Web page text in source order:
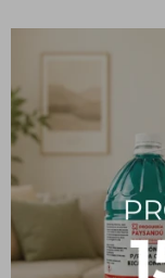
Volumen
PRODUCTOS